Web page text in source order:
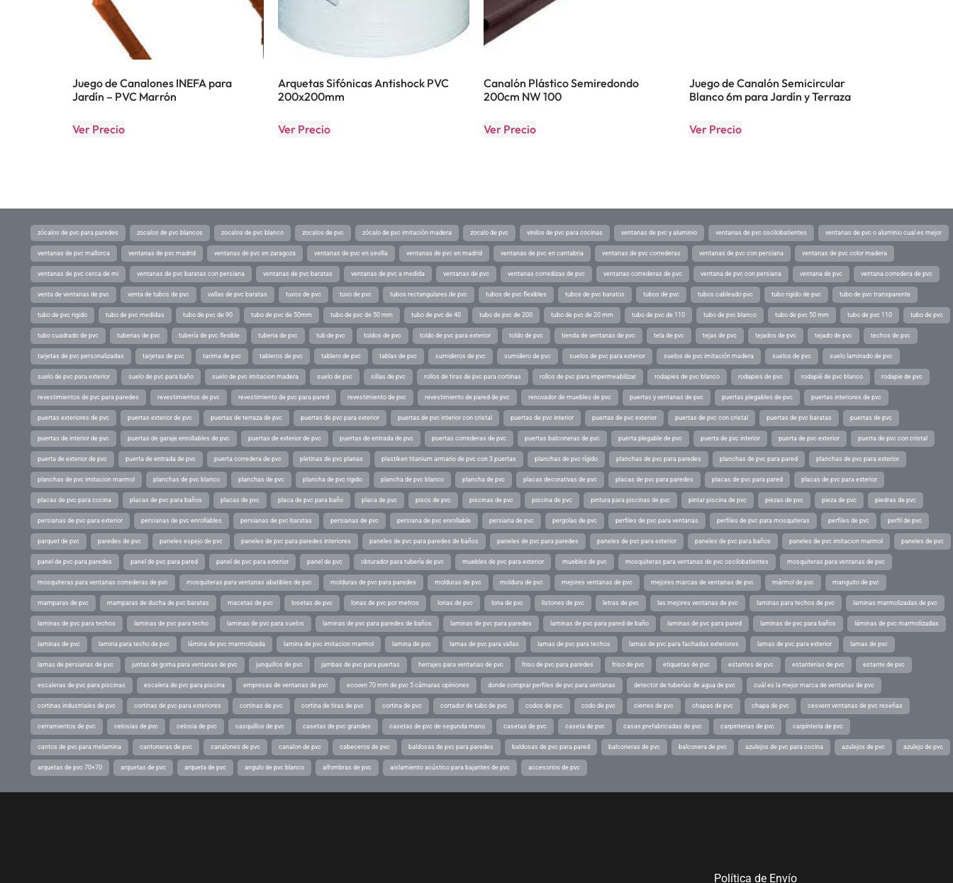
Juego de Canalones INEFA para
Jardín – PVC Marrón
Ver Precio
Arquetas Sifónicas Antishock PVC
200x200mm
Ver Precio
Canalón Plástico Semiredondo
200cm NW 100
Ver Precio
Juego de Canalón Semicircular
Blanco 6m para Jardín y Terraza
Ver Precio
zócalos de pvc para paredes zocalos de pvc blancos zocalos de pvc blanco zocalos de pvc zócalo de pvc imitación madera zocalo de pvc vinilos de pvc para cocinas ventanas de pvc y aluminio ventanas de pvc oscilobatientes ventanas de pvc o aluminio cual es mejor
ventanas de pvc mallorca ventanas de pvc madrid ventanas de pvc en zaragoza ventanas de pvc en sevilla ventanas de pvc en madrid ventanas de pvc en cantabria ventanas de pvc correderas ventanas de pvc con persiana ventanas de pvc color madera
ventanas de pvc cerca de mi ventanas de pvc baratas con persiana ventanas de pvc baratas ventanas de pvc a medida ventanas de pvc ventanas corredizas de pvc ventanas correderas de pvc ventana de pvc con persiana ventana de pvc ventana corredera de pvc
venta de ventanas de pvc venta de tubos de pvc vallas de pvc baratas tuvos de pvc tuvo de pvc tubos rectangulares de pvc tubos de pvc flexibles tubos de pvc baratos tubos de pvc tubos cableado pvc tubo rigido de pvc tubo de pvc transparente
tubo de pvc rigido tubo de pvc medidas tubo de pvc de 90 tubo de pvc de 50mm tubo de pvc de 50 mm tubo de pvc de 40 tubo de pvc de 200 tubo de pvc de 20 mm tubo de pvc de 110 tubo de pvc blanco tubo de pvc 50 mm tubo de pvc 110 tubo de pvc
tubo cuadrado de pvc tuberias de pvc tubería de pvc flexible tuberia de pvc tub de pvc toldos de pvc toldo de pvc para exterior toldo de pvc tienda de ventanas de pvc tela de pvc tejas de pvc tejados de pvc tejado de pvc techos de pvc
tarjetas de pvc personalizadas tarjetas de pvc tarima de pvc tableros de pvc tablero de pvc tablas de pvc sumideros de pvc sumidero de pvc suelos de pvc para exterior suelos de pvc imitación madera suelos de pvc suelo laminado de pvc
suelo de pvc para exterior suelo de pvc para baño suelo de pvc imitacion madera suelo de pvc sillas de pvc rollos de tiras de pvc para cortinas rollos de pvc para impermeabilizar rodapies de pvc blanco rodapies de pvc rodapié de pvc blanco rodapie de pvc
revestimientos de pvc para paredes revestimientos de pvc revestimiento de pvc para pared revestimiento de pvc revestimiento de pared de pvc renovador de muebles de pvc puertas y ventanas de pvc puertas plegables de pvc puertas interiores de pvc
puertas exteriores de pvc puertas exterior de pvc puertas de terraza de pvc puertas de pvc para exterior puertas de pvc interior con cristal puertas de pvc interior puertas de pvc exterior puertas de pvc con cristal puertas de pvc baratas puertas de pvc
puertas de interior de pvc puertas de garaje enrollables de pvc puertas de exterior de pvc puertas de entrada de pvc puertas correderas de pvc puertas balconeras de pvc puerta plegable de pvc puerta de pvc interior puerta de pvc exterior puerta de pvc con cristal
puerta de exterior de pvc puerta de entrada de pvc puerta corredera de pvc pletinas de pvc planas plastiken titanium armario de pvc con 3 puertas planchas de pvc rígido planchas de pvc para paredes planchas de pvc para pared planchas de pvc para exterior
planchas de pvc imitacion marmol planchas de pvc blanco planchas de pvc plancha de pvc rigido plancha de pvc blanco plancha de pvc placas decorativas de pvc placas de pvc para paredes placas de pvc para pared placas de pvc para exterior
placas de pvc para cocina placas de pvc para baños placas de pvc placa de pvc para baño placa de pvc pisos de pvc piscinas de pvc piscina de pvc pintura para piscinas de pvc pintar piscina de pvc piezas de pvc pieza de pvc piedras de pvc
persianas de pvc para exterior persianas de pvc enrollables persianas de pvc baratas persianas de pvc persiana de pvc enrollable persiana de pvc pergolas de pvc perfiles de pvc para ventanas perfiles de pvc para mosquiteras perfiles de pvc perfil de pvc
parquet de pvc paredes de pvc paneles espejo de pvc paneles de pvc para paredes interiores paneles de pvc para paredes de baños paneles de pvc para paredes paneles de pvc para exterior paneles de pvc para baños paneles de pvc imitacion marmol paneles de pvc
panel de pvc para paredes panel de pvc para pared panel de pvc para exterior panel de pvc obturador para tubería de pvc muebles de pvc para exterior muebles de pvc mosquiteras para ventanas de pvc oscilobatientes mosquiteras para ventanas de pvc
mosquiteras para ventanas correderas de pvc mosquiteras para ventanas abatibles de pvc molduras de pvc para paredes molduras de pvc moldura de pvc mejores ventanas de pvc mejores marcas de ventanas de pvc mármol de pvc manguito de pvc
mamparas de pvc mamparas de ducha de pvc baratas macetas de pvc losetas de pvc lonas de pvc por metros lonas de pvc lona de pvc listones de pvc letras de pvc las mejores ventanas de pvc laminas para techos de pvc laminas marmolizadas de pvc
laminas de pvc para techos laminas de pvc para techo laminas de pvc para suelos laminas de pvc para paredes de baños laminas de pvc para paredes laminas de pvc para pared de baño laminas de pvc para pared laminas de pvc para baños láminas de pvc marmolizadas
laminas de pvc lamina para techo de pvc lámina de pvc marmolizada lamina de pvc imitacion marmol lamina de pvc lamas de pvc para vallas lamas de pvc para techos lamas de pvc para fachadas exteriores lamas de pvc para exterior lamas de pvc
lamas de persianas de pvc juntas de goma para ventanas de pvc junquillos de pvc jambas de pvc para puertas herrajes para ventanas de pvc friso de pvc para paredes friso de pvc etiquetas de pvc estantes de pvc estanterias de pvc estante de pvc
escaleras de pvc para piscinas escalera de pvc para piscina empresas de ventanas de pvc ecoven 70 mm de pvc 5 cámaras opiniones donde comprar perfiles de pvc para ventanas detector de tuberías de agua de pvc cuál es la mejor marca de ventanas de pvc
cortinas industriales de pvc cortinas de pvc para exteriores cortinas de pvc cortina de tiras de pvc cortina de pvc cortador de tubo de pvc codos de pvc codo de pvc cierres de pvc chapas de pvc chapa de pvc cesvent ventanas de pvc reseñas
cerramientos de pvc celosias de pvc celosia de pvc casquillos de pvc casetas de pvc grandes casetas de pvc de segunda mano casetas de pvc caseta de pvc casas prefabricadas de pvc carpinterias de pvc carpinteria de pvc
cantos de pvc para melamina cantoneras de pvc canalones de pvc canalon de pvc cabeceros de pvc baldosas de pvc para paredes baldosas de pvc para pared balconeras de pvc balconera de pvc azulejos de pvc para cocina azulejos de pvc azulejo de pvc
arquetas de pvc 70×70 arquetas de pvc arqueta de pvc angulo de pvc blanco alfombras de pvc aislamiento acústico para bajantes de pvc accesorios de pvc
Política de Envío